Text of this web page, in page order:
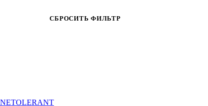
GAP
LONSDALE
СБРОСИТЬ ФИЛЬТР
NETOLERANT